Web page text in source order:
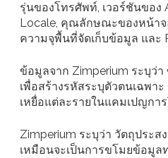
รุ่นของโทรศัพท์, เวอร์ชันของ
Locale, คุณลักษณะของหน้าจ
ความจุพื้นที่จัดเก็บข้อมูล และ
ข้อมูลจาก Zimperium ระบุว่
เพื่อสร้างรหัสระบุตัวตนเฉพา
เหยื่อแต่ละรายในแคมเปญกา
Zimperium ระบุว่า วัตถุประ
เหมือนจะเป็นการขโมยข้อมูล